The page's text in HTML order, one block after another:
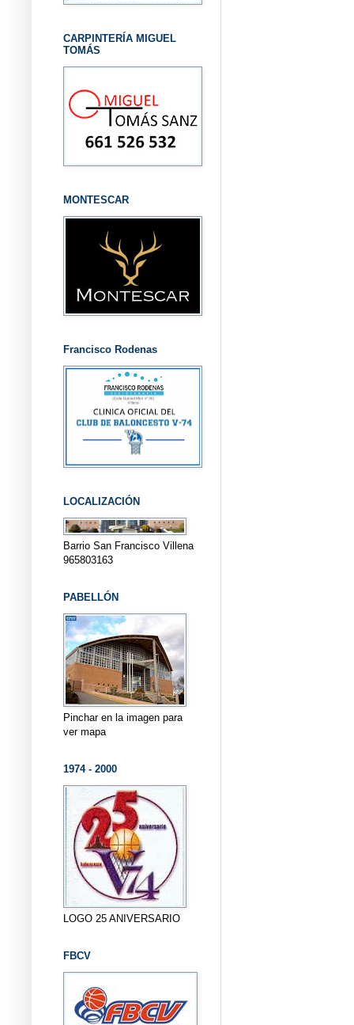
CARPINTERÍA MIGUEL
TOMÁS
MONTESCAR
Francisco Rodenas
LOCALIZACIÓN
Barrio San Francisco Villena
965803163
PABELLÓN
Pinchar en la imagen para
ver mapa
1974 - 2000
LOGO 25 ANIVERSARIO
FBCV